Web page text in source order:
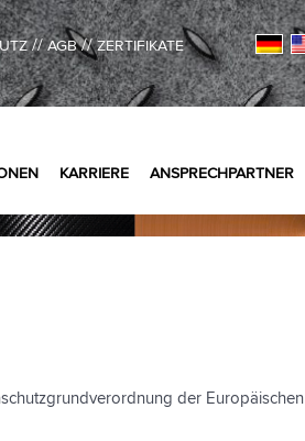
//AGB//ZERTIFIKATE
KARRIERE ANSPRECHPARTNER
der Europäischen